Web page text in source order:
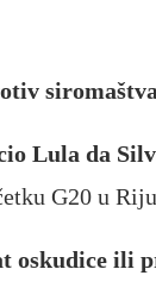
Lula da
G20 u
oskudice ili